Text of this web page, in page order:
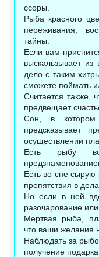
ссоры.
Рыба красного
переживания,
тайны.
Если вам
выскальзывает
дело с таким
сможете поймать
Считается также,
предвещает
Сон, в котором
предсказывает
осуществлении
Есть рыбу
Есть во сне сырую
препятствия в
Но если в ней
разочарование или
Мертвая рыба,
что ваши желания
Наблюдать за
получение